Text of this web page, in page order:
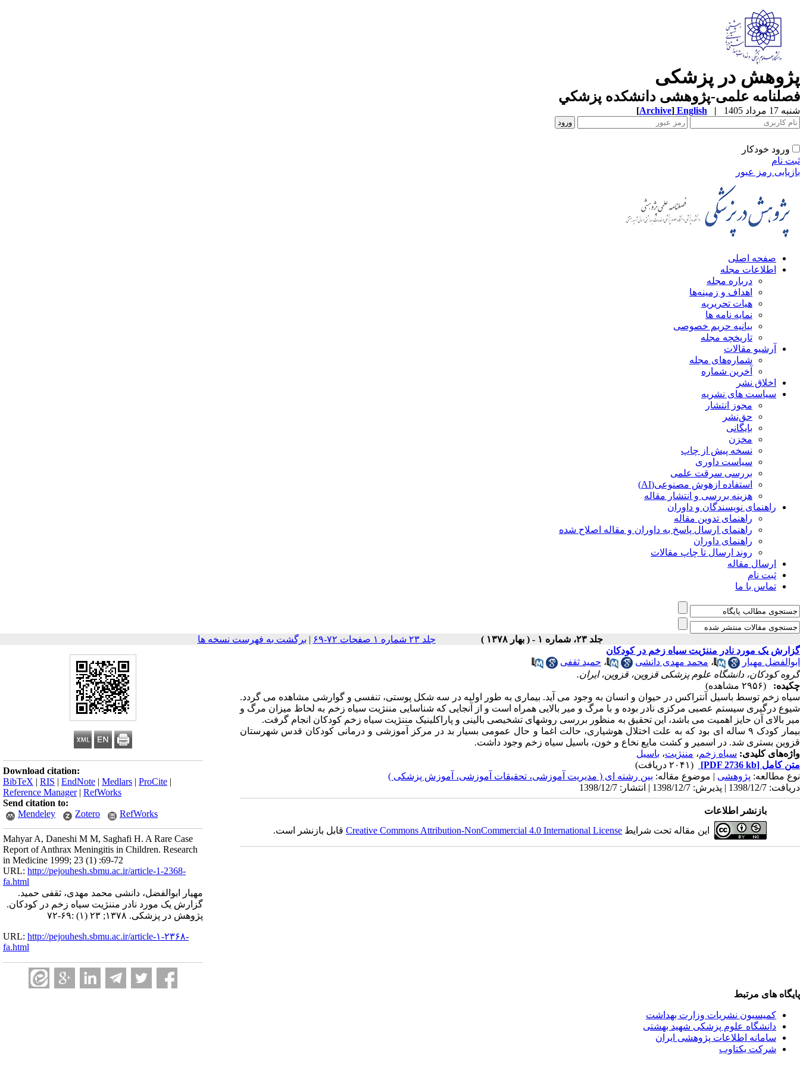
پژوهش در پزشکی
فصلنامه علمی-پژوهشی دانشکده پزشکي
شنبه 17 مرداد 1405 |
English
[Archive]
ورود خودکار
ثبت نام
بازیابی رمز عبور
صفحه اصلی
اطلاعات مجله
درباره مجله
اهداف و زمینه‌ها
هیات تحریریه
نمایه نامه ها
بیانیه حریم خصوصی
تاریخچه مجله
آرشیو مقالات
شماره‌های مجله
آخرین شماره
اخلاق نشر
سیاست های نشریه
مجوز انتشار
حق‌نشر
بایگانی
مخزن
نسخه پیش از چاپ
سیاست داوری
بررسی سرقت علمی
استفاده ازهوش مصنوعی(AI)
هزینه بررسی و انتشار مقاله
راهنمای نویسندگان و داوران
راهنمای تدوین مقاله
راهنمای ارسال پاسخ به داوران و مقاله اصلاح شده
راهنمای داوران
روند ارسال تا چاپ مقالات
ارسال مقاله
ثبت نام
تماس با ما
جلد ۲۳، شماره ۱ - ( بهار ۱۳۷۸ ) جلد ۲۳ شماره ۱ صفحات ۷۲-۶۹ | برگشت به فهرست نسخه ها
Download citation:
BibTeX | RIS | EndNote | Medlars | ProCite |
Reference Manager| RefWorks
Send citation to:
Mendeley
Zotero RefWorks
Mahyar A, Daneshi M M, Saghafi H. A Rare Case
Report of Anthrax Meningitis in Children. Research
in Medicine 1999; 23 (1) :69-72
URL: http://pejouhesh.sbmu.ac.ir/article-1-2368-
fa.html
مهیار ابوالفضل، دانشی محمد مهدی، ثقفی حمید.
گزارش یک مورد نادر مننژیت سیاه زخم در کودکان.
پژوهش در پزشکی. ۱۳۷۸; ۲۳ (۱) :۶۹-۷۲
URL: http://pejouhesh.sbmu.ac.ir/article-۱-۲۳۶۸-
fa.html
گزارش یک مورد نادر مننژیت سیاه زخم در کودکان
ابوالفضل مهیار
، محمد مهدی دانشی ، حمید ثقفی
گروه کودکان، دانشگاه علوم پزشکی قزوین، قزوین، ایران.
چکیده:
(۲۹۵۶ مشاهده)
سیاه زخم توسط باسیل آنتراکس در حیوان و انسان به وجود می آید. بیماری به طور اولیه در سه شکل پوستی، تنفسی و گوارشی مشاهده می گردد.
شیوع درگیری سیستم عصبی مرکزی نادر بوده و با مرگ و میر بالایی همراه است و از آنجایی که شناسایی مننژیت سیاه زخم به لحاظ میزان مرگ و
میر بالای آن حایز اهمیت می باشد، این تحقیق به منظور بررسی روشهای تشخیصی بالینی و پاراکلینیک مننژیت سیاه زخم کودکان انجام گرفت.
بیمار کودک ۹ ساله ای بود که به علت اختلال هوشیاری، حالت اغما و حال عمومی بسیار بد در مرکز آموزشی و درمانی کودکان قدس شهرستان
قزوین بستری شد. در اسمیر و کشت مایع نخاع و خون، باسیل سیاه زخم وجود داشت.
واژه‌های کلیدی: سیاه زخم، مننژیت، باسیل
متن کامل [PDF 2736 kb]
(۲۰۴۱ دریافت)
نوع مطالعه: پژوهشی | موضوع مقاله: بین رشته ای ( مدیریت آموزشی، تحقیقات آموزشی، آموزش پزشکی )
دریافت: 1398/12/7 | پذیرش: 1398/12/7 | انتشار: 1398/12/7
بازنشر اطلاعات
این مقاله تحت شرایط Creative Commons Attribution-NonCommercial 4.0 International Licenseقابل بازنشر است.
پایگاه های مرتبط
کمیسیون نشریات وزارت بهداشت
دانشگاه علوم پزشکی شهید بهشتی
سامانه اطلاعات پژوهشی ایران
شرکت یکتاوب